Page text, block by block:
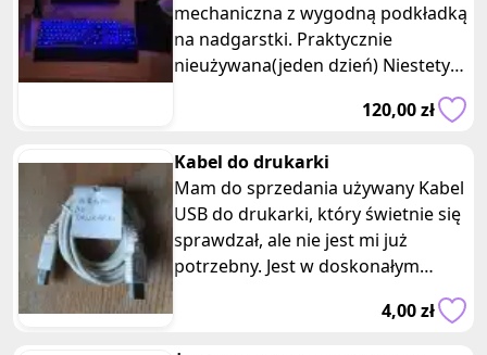
mechaniczna z wygodną podkładką
na nadgarstki. Praktycznie
nieużywana(jeden dzień) Niestety
zgubiłem paragony :( Zapraszam do
120,00 zł
Kabel do drukarki
Mam do sprzedania używany Kabel
USB do drukarki, który świetnie się
sprawdzał, ale nie jest mi już
potrzebny. Jest w doskonałym
4,00 zł